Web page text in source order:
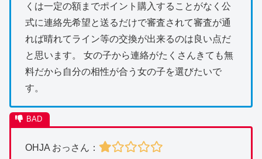
くは一定の額までポイント購入することがなく公
式に連絡先希望と送るだけで審査されて審査が通
れば晴れてライン等の交換が出来るのは良い点だ
と思います。 女の子から連絡がたくさんきても無
料だから自分の相性が合う女の子を選びたいで
す。
OHJA おっさん：